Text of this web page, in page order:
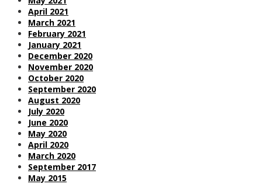
April 2021
March 2021
February 2021
January 2021
December 2020
November 2020
October 2020
September 2020
August 2020
July 2020
June 2020
May 2020
April 2020
March 2020
September 2017
May 2015